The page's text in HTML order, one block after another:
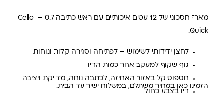
מארז חסכוני של 12 עטים איכותיים עם ראש כתיבה 0.7 – Cello
Quick.
לחצן ידידותי לשימוש – לפתיחה וסגירה קלות ונוחות
גוף שקוף למעקב אחר כמות הדיו
חספוס קל באזור האחיזה, לכתבה נוחה, מדויקת ויציבה
דיו בצבע כחול
הזמינו כאן במחיר משתלם, במשלוח ישיר עד הבית.